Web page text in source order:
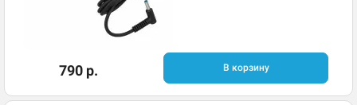
790 р. В корзину